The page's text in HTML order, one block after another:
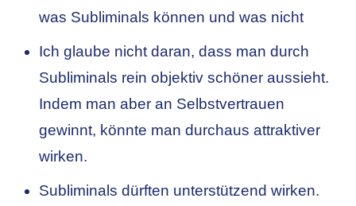
was Subliminals können und was nicht
Ich glaube nicht daran, dass man durch
Subliminals rein objektiv schöner aussieht.
Indem man aber an Selbstvertrauen
gewinnt, könnte man durchaus attraktiver
wirken.
Subliminals dürften unterstützend wirken.